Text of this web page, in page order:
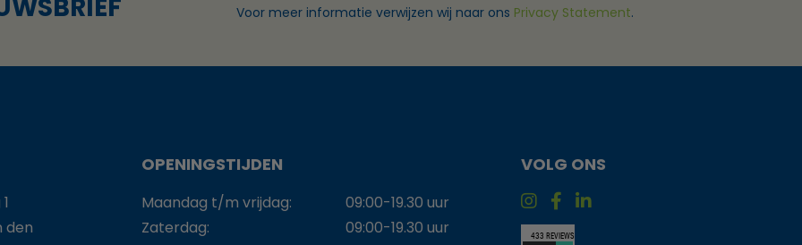
Voor meer informatie verwijzen wij naar ons Privacy Statement.
den
OPENINGSTIJDEN
Maandag t/m vrijdag:
09:00-19.30 uur
Zaterdag:
09:00-19.30 uur
VOLG ONS